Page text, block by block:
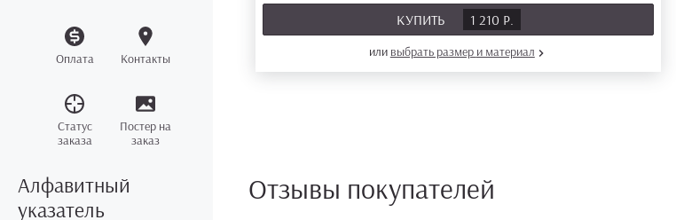
Оплата Контакты
Статус
заказа
Постер на
заказ
Алфавитный
указатель
КУПИТЬ 1 210 Р.
или выбрать размер и материал
Отзывы покупателей